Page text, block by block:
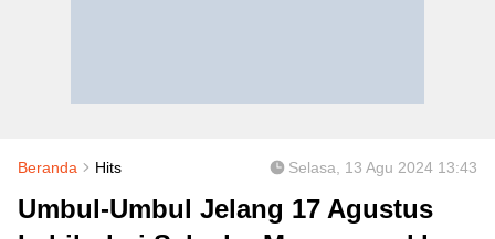
Beranda Hits Selasa, 13 Agu 2024 13:43
Umbul-Umbul Jelang 17 Agustus